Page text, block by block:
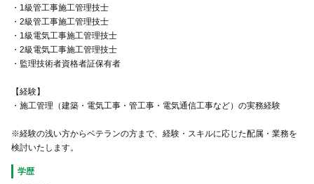
・1級管工事施工管理技士
・2級管工事施工管理技士
・1級電気工事施工管理技士
・2級電気工事施工管理技士
・監理技術者資格者証保有者
【経験】
・施工管理（建築・電気工事・管工事・電気通信工事など）の実務経験
※経験の浅い方からベテランの方まで、経験・スキルに応じた配属・業務を
検討いたします。
学歴